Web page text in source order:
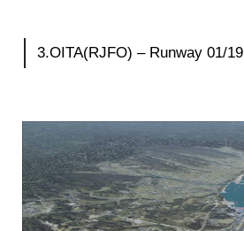
3.OITA(RJFO) – Runway 01/19